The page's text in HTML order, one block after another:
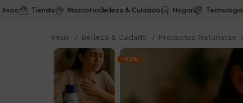
Inicio Tienda MascotasBelleza & Cuidado Hogar Tecnología
Inicio Belleza & Cuidado Productos Naturistas
-23%